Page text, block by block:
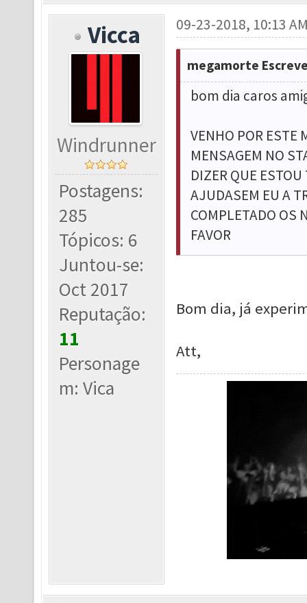
Vicca
Windrunner
Postagens:
285
Tópicos: 6
Juntou-se:
Oct 2017
Reputação:
11
Personage
m: Vica
09-23-2018, 10:13
megamorte
bom dia caros
VENHO POR ESTE
MENSAGEM NO
DIZER QUE
AJUDASEM EU A
COMPLETADO OS
FAVOR
Bom dia, já
Att,